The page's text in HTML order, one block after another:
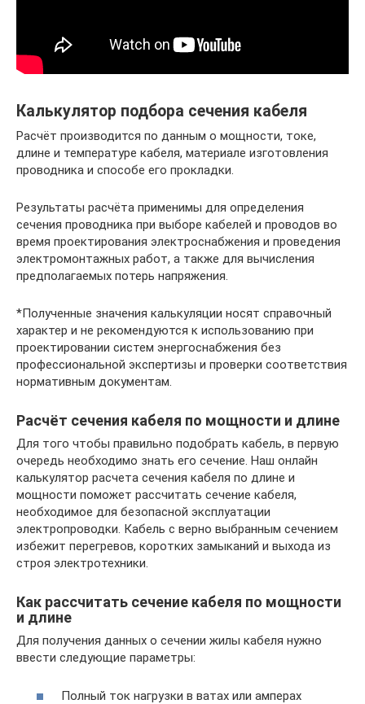
Калькулятор подбора сечения кабеля
Расчёт производится по данным о мощности, токе,
длине и температуре кабеля, материале изготовления
проводника и способе его прокладки.
Результаты расчёта применимы для определения
сечения проводника при выборе кабелей и проводов во
время проектирования электроснабжения и проведения
электромонтажных работ, а также для вычисления
предполагаемых потерь напряжения.
*Полученные значения калькуляции носят справочный
характер и не рекомендуются к использованию при
проектировании систем энергоснабжения без
профессиональной экспертизы и проверки соответствия
нормативным документам.
Расчёт сечения кабеля по мощности и длине
Для того чтобы правильно подобрать кабель, в первую
очередь необходимо знать его сечение. Наш онлайн
калькулятор расчета сечения кабеля по длине и
мощности поможет рассчитать сечение кабеля,
необходимое для безопасной эксплуатации
электропроводки. Кабель с верно выбранным сечением
избежит перегревов, коротких замыканий и выхода из
строя электротехники.
Как рассчитать сечение кабеля по мощности
и длине
Для получения данных о сечении жилы кабеля нужно
ввести следующие параметры:
Полный ток нагрузки в ватах или амперах